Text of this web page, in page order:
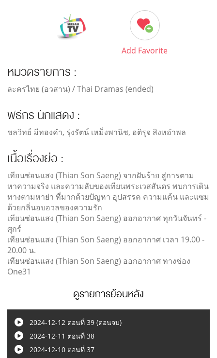
Add Favorite
หมวดรายการ :
ละครไทย (อวสาน) / Thai Dramas (ended)
พิธีกร นักแสดง :
ชลวิทย์ มีทองคำ, รุ่งรัตน์ เหม็งพานิช, อติรุจ สิงหอำพล
เนื้อเรื่องย่อ :
เทียนซ่อนแสง (Thian Son Saeng) จากฝันร้าย สู่การตาม
หาความจริง และความลับของเทียนพระเวสสันดร พบการเดิน
ทางตามหาย่า ที่มากด้วยปัญหา อุปสรรค ความแค้น และแซม
ด้วยกลิ่นอบอวลของความรัก
เทียนซ่อนแสง (Thian Son Saeng) ออกอากาศ ทุกวันจันทร์ -
ศุกร์
เทียนซ่อนแสง (Thian Son Saeng) ออกอากาศ เวลา 19.00 -
20.00 น.
เทียนซ่อนแสง (Thian Son Saeng) ออกอากาศ ทางช่อง
One31
ดูรายการย้อนหลัง
2024-12-12 ตอนที่ 39 (ตอนจบ)
2024-12-11 ตอนที่ 38
2024-12-10 ตอนที่ 37